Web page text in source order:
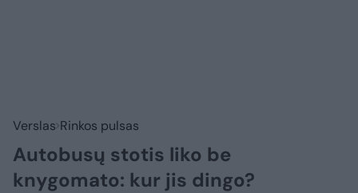
Verslas Rinkos pulsas
Autobusų stotis liko be
knygomato: kur jis dingo?